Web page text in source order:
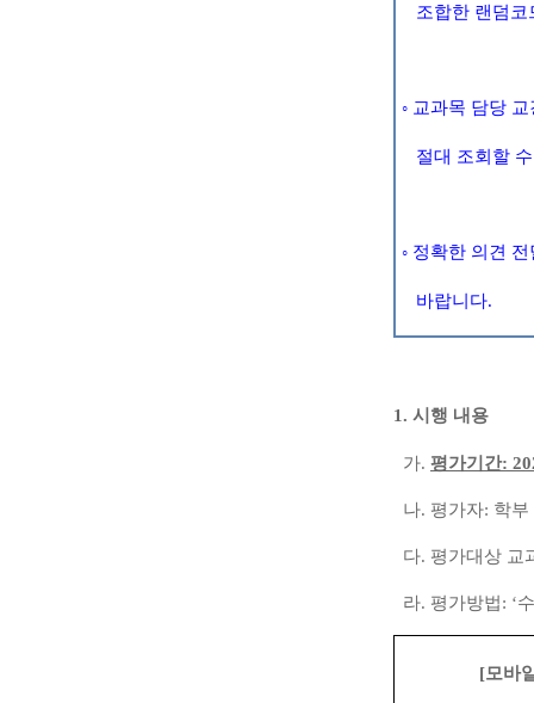
조합한 랜덤
◦ 교과목 담당
절대 조회할
◦ 정확한 의견 전
바랍니다.
1. 시행 내용
가. 평가기간:
나. 평가자: 학부
다. 평가대상 교
라. 평가방법: ‘
[모바